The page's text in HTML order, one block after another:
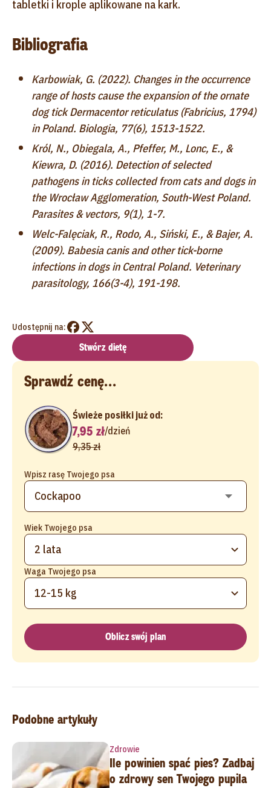
tabletki i krople aplikowane na kark.
Bibliografia
Karbowiak, G. (2022). Changes in the occurrence
range of hosts cause the expansion of the ornate
dog tick Dermacentor reticulatus (Fabricius, 1794)
in Poland. Biologia, 77(6), 1513-1522.
Król, N., Obiegala, A., Pfeffer, M., Lonc, E., &
Kiewra, D. (2016). Detection of selected
pathogens in ticks collected from cats and dogs in
the Wrocław Agglomeration, South-West Poland.
Parasites & vectors, 9(1), 1-7.
Welc-Falęciak, R., Rodo, A., Siński, E., & Bajer, A.
(2009). Babesia canis and other tick-borne
infections in dogs in Central Poland. Veterinary
parasitology, 166(3-4), 191-198.
Udostępnij na:
Stwórz dietę
Sprawdź cenę...
Wpisz rasę Twojego psa
Wiek Twojego psa
2 lata
Waga Twojego psa
12-15 kg
Świeże posiłki już od:
7,95 zł/dzień
9,35 zł
Oblicz swój plan
Podobne artykuły
Zdrowie
Ile powinien spać pies? Zadbaj
o zdrowy sen Twojego pupila